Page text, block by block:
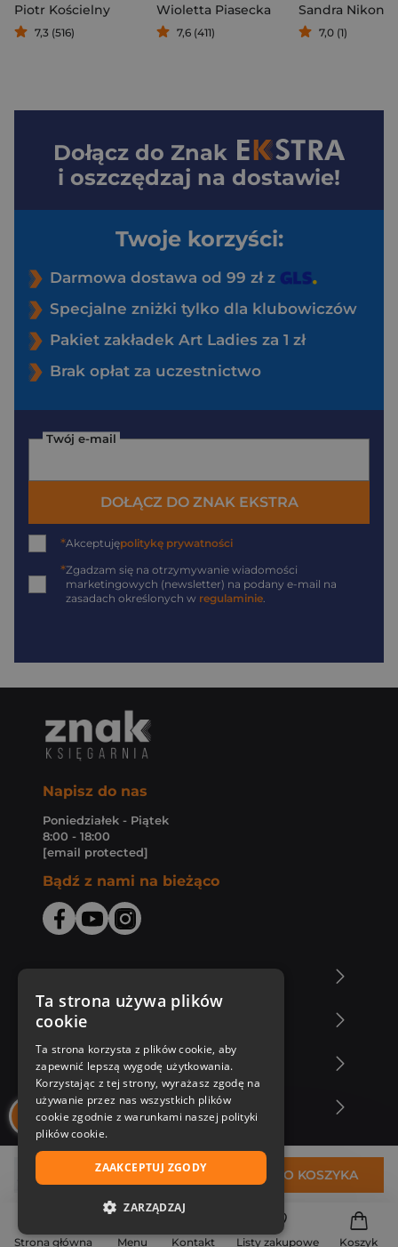
Strona główna Menu Kontakt Listy zakupowe Koszyk
37,92 zł DO KOSZYKA
Piotr Kościelny
7,3 (516)
Wioletta Piasecka
7,6 (411)
Sandra
7,0 (1)
Dołącz do Znak
i oszczędzaj na dostawie!
Twoje korzyści:
Darmowa dostawa od 99 zł z
Specjalne zniżki tylko dla klubowiczów
Pakiet zakładek Art Ladies za 1 zł
Brak opłat za uczestnictwo
Twój e-mail
DOŁĄCZ DO ZNAK EKSTRA
*Akceptujępolitykę prywatności
*Zgadzam się na otrzymywanie wiadomości
marketingowych (newsletter) na podany e-mail na
zasadach określonych w regulaminie
Napisz do nas
Poniedziałek - Piątek
8:00 - 18:00
[email protected]
Bądź z nami na bieżąco
Zakupy u nas
Nasza oferta
Nasi autorzy
Ta strona używa plików
cookie
Ta strona korzysta z plików cookie, aby
zapewnić lepszą wygodę użytkowania.
Korzystając z tej strony, wyrażasz zgodę na
używanie przez nas wszystkich plików
cookie zgodnie z warunkami naszej polityki
plików cookie.
ZAAKCEPTUJ ZGODY
ZARZĄDZAJ
NIEZBĘDNE